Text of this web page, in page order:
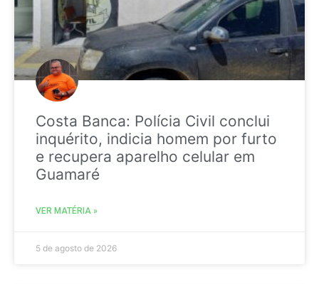
Costa Banca: Polícia Civil conclui
inquérito, indicia homem por furto
e recupera aparelho celular em
Guamaré
VER MATÉRIA »
5 de agosto de 2026